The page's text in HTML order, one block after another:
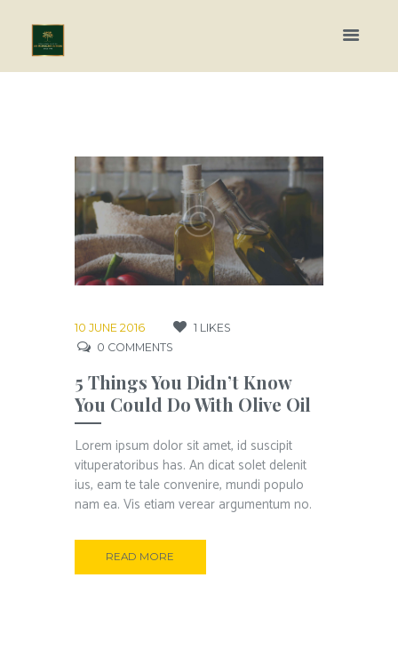
10 JUNE 2016 1 LIKES
0 COMMENTS
5 Things You Didn’t Know
You Could Do With Olive Oil
Lorem ipsum dolor sit amet, id suscipit
vituperatoribus has. An dicat solet delenit
ius, eam te tale convenire, mundi populo
nam ea. Vis etiam verear argumentum no.
READ MORE